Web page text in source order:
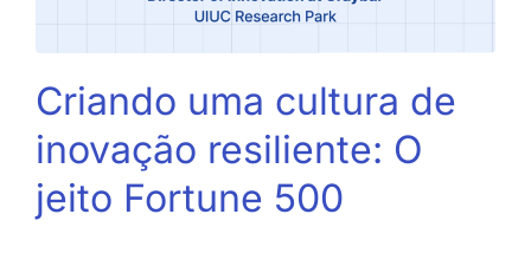
Criando uma cultura de
inovação resiliente: O
jeito Fortune 500